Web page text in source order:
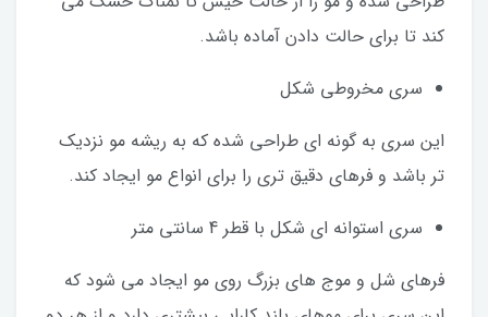
کند تا برای حالت دادن آماده باشد.
سری مخروطی شکل
این سری به گونه ای طراحی شده که به ریشه مو نزدیک‌
تر باشد و فرهای دقیق تری را برای انواع مو ایجاد کند.
سری استوانه ای شکل با قطر 4 سانتی متر
فرهای شل و موج‌ های بزرگ روی مو ایجاد می‌ شود که